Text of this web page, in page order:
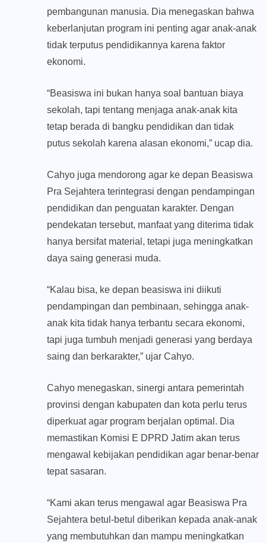
pembangunan manusia. Dia menegaskan bahwa
keberlanjutan program ini penting agar anak-anak
tidak terputus pendidikannya karena faktor
ekonomi.
“Beasiswa ini bukan hanya soal bantuan biaya
sekolah, tapi tentang menjaga anak-anak kita
tetap berada di bangku pendidikan dan tidak
putus sekolah karena alasan ekonomi,” ucap dia.
Cahyo juga mendorong agar ke depan Beasiswa
Pra Sejahtera terintegrasi dengan pendampingan
pendidikan dan penguatan karakter. Dengan
pendekatan tersebut, manfaat yang diterima tidak
hanya bersifat material, tetapi juga meningkatkan
daya saing generasi muda.
“Kalau bisa, ke depan beasiswa ini diikuti
pendampingan dan pembinaan, sehingga anak-
anak kita tidak hanya terbantu secara ekonomi,
tapi juga tumbuh menjadi generasi yang berdaya
saing dan berkarakter,” ujar Cahyo.
Cahyo menegaskan, sinergi antara pemerintah
provinsi dengan kabupaten dan kota perlu terus
diperkuat agar program berjalan optimal. Dia
memastikan Komisi E DPRD Jatim akan terus
mengawal kebijakan pendidikan agar benar-benar
tepat sasaran.
“Kami akan terus mengawal agar Beasiswa Pra
Sejahtera betul-betul diberikan kepada anak-anak
yang membutuhkan dan mampu meningkatkan